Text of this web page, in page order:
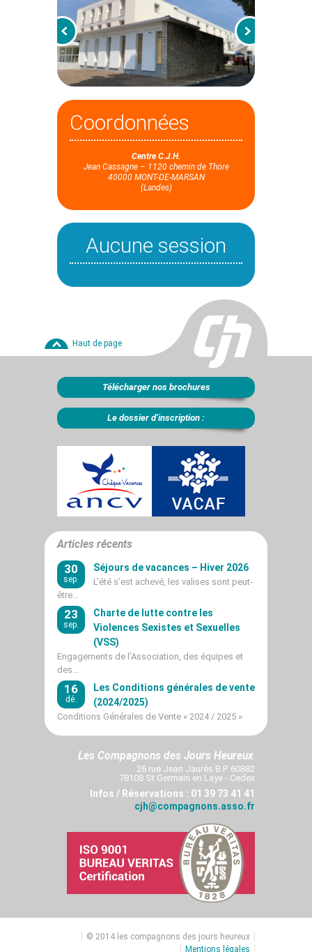
Coordonnées
Centre C.J.H.
Jean Cassagne – 1120 chemin de Thore
40000 MONT-DE-MARSAN
(Landes)
Aucune session
Haut de page
Télécharger nos brochures
Le dossier d’inscription :
Articles récents
30
sep.
Séjours de vacances – Hiver 2026
L’été s’est achevé, les valises sont peut-
être…
23
sep.
Charte de lutte contre les
Violences Sexistes et Sexuelles
(VSS)
Engagements de l’Association, des équipes et
des…
16
dé.
Les Conditions générales de vente
(2024/2025)
Conditions Générales de Vente « 2024 / 2025 »
Les Compagnons des Jours Heureux
26 rue Jean Jaurès B.P. 60882
78108 St Germain en Laye - Cedex
Infos / Réservations : 01 39 73 41 41
cjh@compagnons.asso.fr
© 2014 les compagnons des jours heureux
Mentions légales